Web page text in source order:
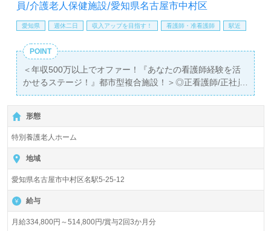
員/介護老人保健施設/愛知県名古屋市中村区
愛知県 週休二日 収入アップを目指す！ 看護師・准看護師 駅近
POINT
＜年収500万以上でオファー！『あなたの看護師経験を活
かせるステージ！』都市型複合施設！＞◎正看護師/正社員
募集◎
【月給334,800円～514,800円 /賞与2回 】＊正看護師免許
有資格者向け求人＊『名古屋駅』から徒歩10分。
入居定員100名『介護老人保健施設ジョイフル名駅』社会
福祉法人サン・ビジョン様の運営です。従業員数2,600名
以上、愛知県、岐阜県、長野県に特別養護老人ホーム、介
護老人保健施設、デイサービス、ショートステイ、訪問リ
ハビリステーション、サービス付き高齢者向け住宅、居宅
す。東海エリアNO.1の事業所数38施設、152事業所を誇る
形態
特別養護老人ホーム
地域
愛知県名古屋市中村区名駅5-25-12
給与
月給334,800円～514,800円/賞与2回3か月分